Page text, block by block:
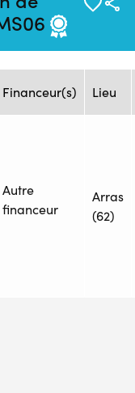
Arras
Financeur(s) Lieu
Autre
financeur
Arras
(62)